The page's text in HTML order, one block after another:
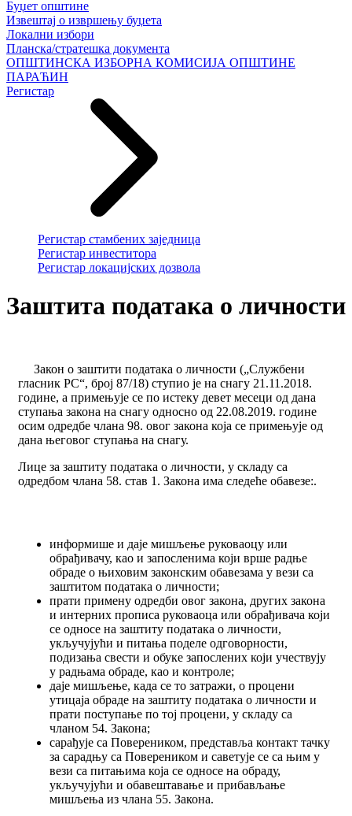
Буџет општине
Извештај о извршењу буџета
Локални избори
Планска/стратешка документа
ОПШТИНСКА ИЗБОРНА КОМИСИЈА ОПШТИНЕ
ПАРАЋИН
Регистар
Регистар стамбених заједница
Регистар инвеститора
Регистар локацијских дозвола
Заштита података о личности
Закон о заштити података о личности („Службени
гласник РС“, број 87/18) ступио је на снагу 21.11.2018.
године, а примењује се по истеку девет месеци од дана
ступања закона на снагу односно од 22.08.2019. године
осим одредбе члана 98. овог закона која се примењује од
дана његовог ступањa на снагу.
Лице за заштиту података о личности, у складу са
одредбом члана 58. став 1. Закона има следеће обавезе:.
информише и даје мишљење руковаоцу или
обрађивачу, као и запосленима који врше радње
обраде о њиховим законским обавезама у вези са
заштитом података о личности;
прати примену одредби овог закона, других закона
и интерних прописа руковаоца или обрађивача који
се односе на заштиту података о личности,
укључујући и питања поделе одговорности,
подизања свести и обуке запослених који учествују
у радњама обраде, као и контроле;
даје мишљење, када се то затражи, о процени
утицаја обраде на заштиту података о личности и
прати поступање по тој процени, у складу са
чланом 54. Закона;
сарађује са Повереником, представља контакт тачку
за сарадњу са Повереником и саветује се са њим у
вези са питањима која се односе на обраду,
укључујући и обавештавање и прибављање
мишљења из члана 55. Закона.